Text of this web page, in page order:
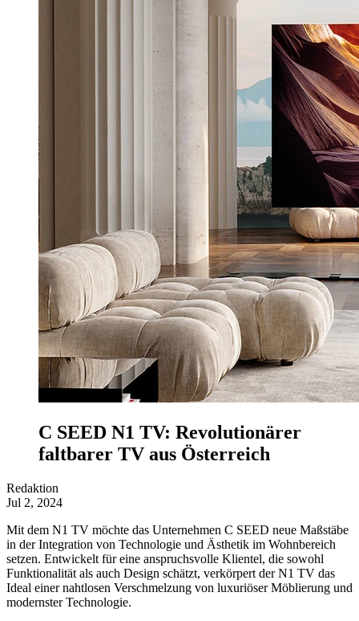
C SEED N1 TV: Revolutionärer
faltbarer TV aus Österreich
Redaktion
Jul 2, 2024
Mit dem N1 TV möchte das Unternehmen C SEED neue Maßstäbe
in der Integration von Technologie und Ästhetik im Wohnbereich
setzen. Entwickelt für eine anspruchsvolle Klientel, die sowohl
Funktionalität als auch Design schätzt, verkörpert der N1 TV das
Ideal einer nahtlosen Verschmelzung von luxuriöser Möblierung und
modernster Technologie.